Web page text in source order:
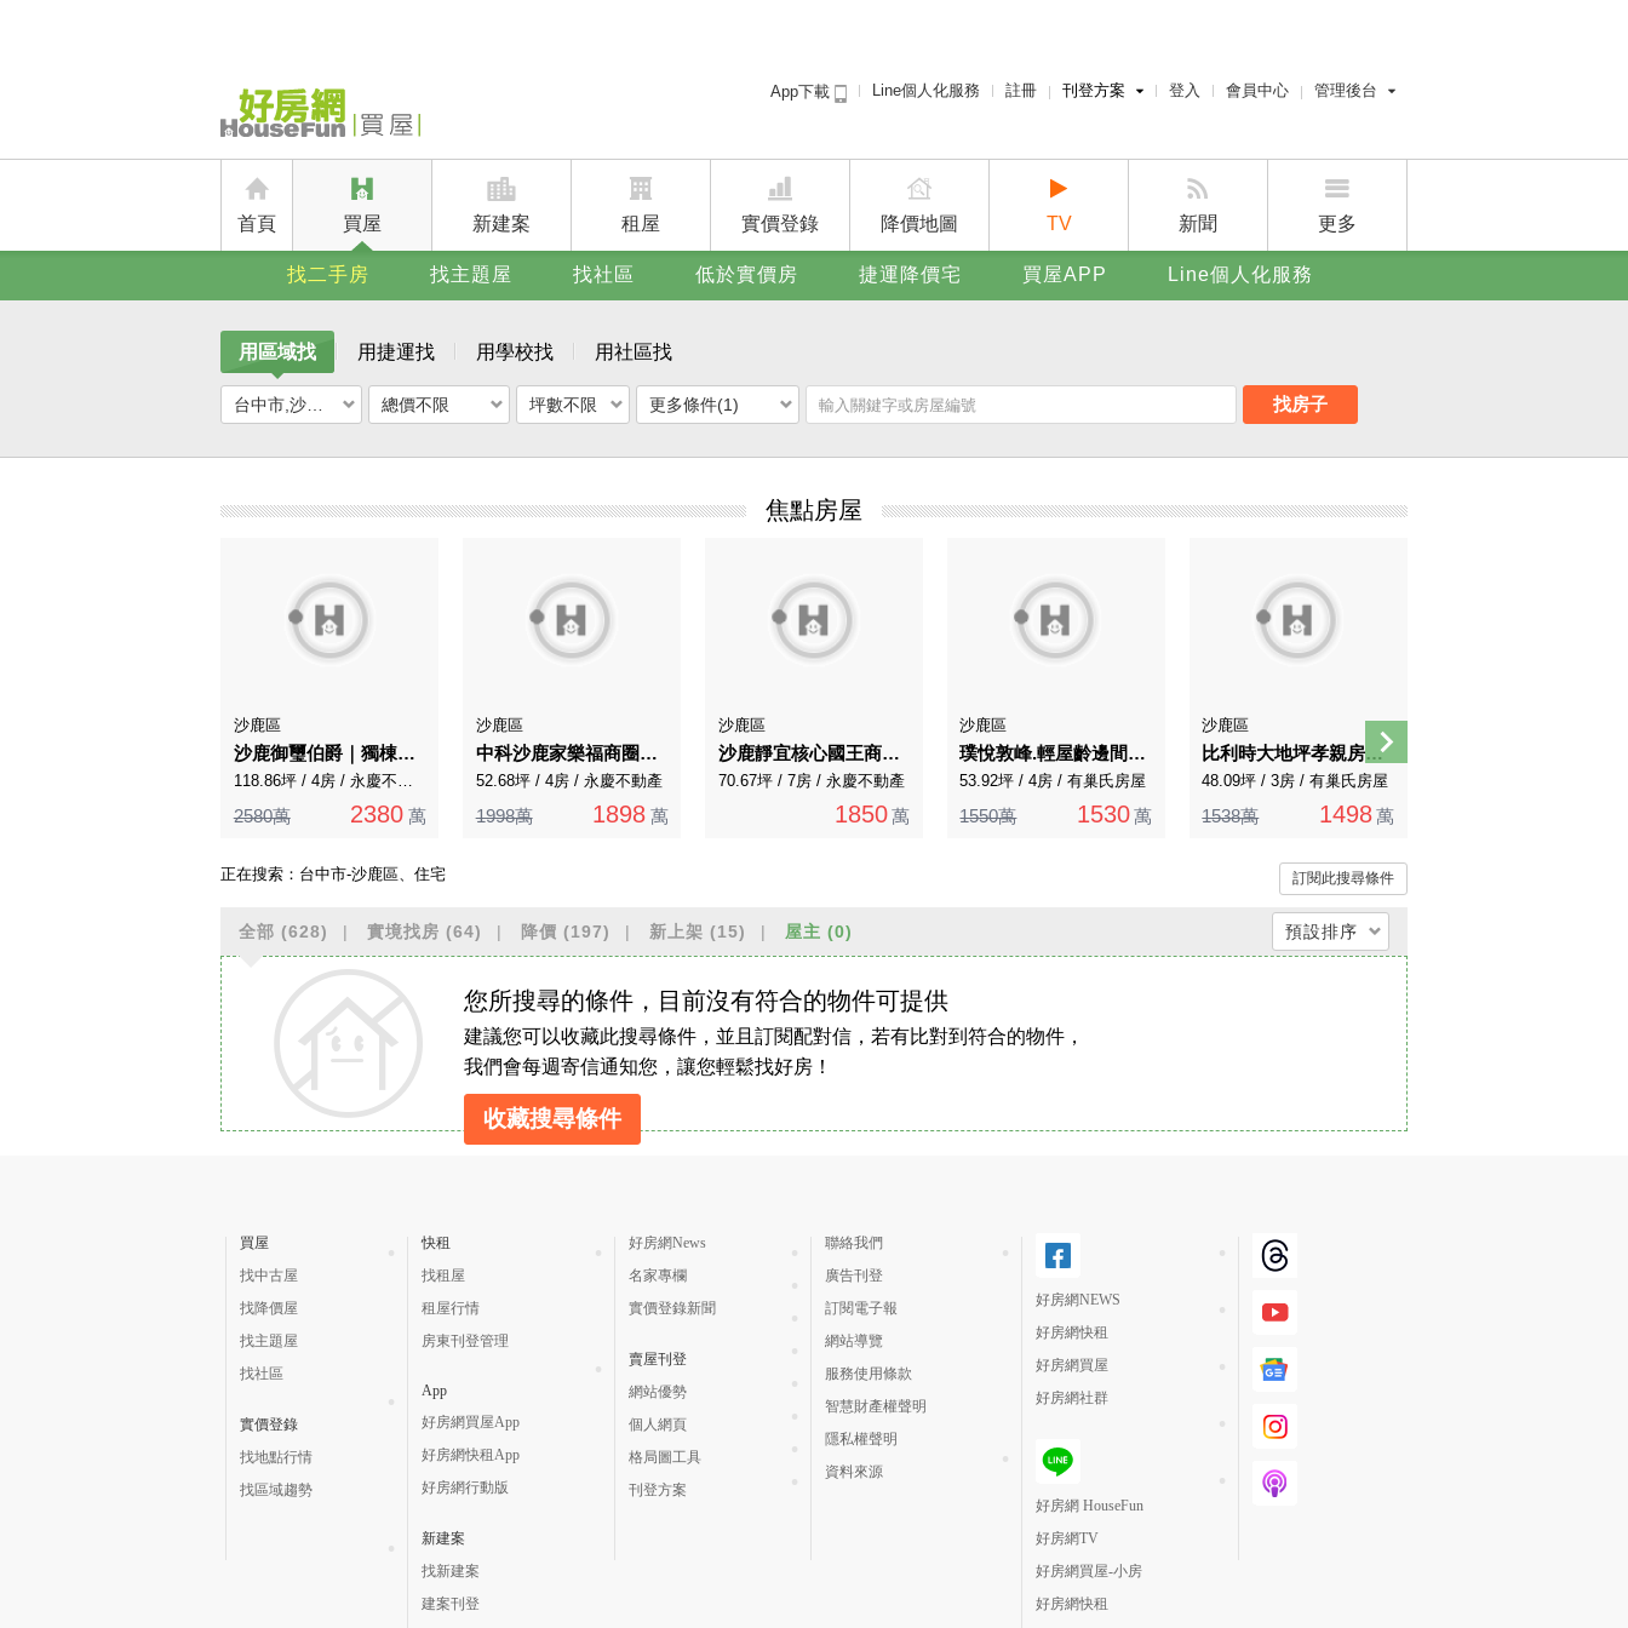
App下載 Line個人化服務 註冊 刊登方案
賣屋刊登
廣告刊登
登入 會員中心 管理後台
屋主管理後台
首頁 買屋 新建案 租屋 實價登錄 降價地圖 TV 新聞 更多
賣屋刊登
找二手房 找主題屋 找社區 低於實價房 捷運降價宅 買屋APP Line個人化服務
用區域找 用捷運找 用學校找 用社區找
總價不限 坪數不限 更多條件(1) 找房子
焦點房屋
沙鹿區
沙鹿御璽伯爵｜獨棟大透天奢華裝潢
118.86坪 / 4房 / 永慶不動產
2580萬 2380 萬
沙鹿區
中科沙鹿家樂福商圈＊久樘花漾天鵝視野四房獨家釋出
52.68坪 / 4房 / 永慶不動產
1998萬 1898 萬
沙鹿區
沙鹿靜宜核心國王商圈近捷運B5店面+7套房
70.67坪 / 7房 / 永慶不動產
1850 萬
沙鹿區
璞悅敦峰.輕屋齡邊間美別墅
53.92坪 / 4房 / 有巢氏房屋
1550萬 1530 萬
沙鹿區
比利時大地坪孝親房美墅
48.09坪 / 3房 / 有巢氏房屋
1538萬 1498 萬
正在搜索： 台中市-沙鹿區、住宅 訂閱此搜尋條件
全部 (628) 實境找房 (64) 降價 (197) 新上架 (15) 屋主 (0) 預設排序
上架日期新 → 舊
刷新時間新 → 舊
月熱門度高 → 低
您所搜尋的條件，目前沒有符合的物件可提供
建議您可以收藏此搜尋條件，並且訂閱配對信，若有比對到符合的物件，
我們會每週寄信通知您，讓您輕鬆找好房！
收藏搜尋條件
買屋
找中古屋
找降價屋
找主題屋
找社區
實價登錄
找地點行情
找區域趨勢
快租
找租屋
租屋行情
房東刊登管理
App
好房網買屋App
好房網快租App
好房網行動版
新建案
找新建案
建案刊登
好房網News
名家專欄
實價登錄新聞
賣屋刊登
網站優勢
個人網頁
格局圖工具
刊登方案
聯絡我們
廣告刊登
訂閱電子報
網站導覽
服務使用條款
智慧財產權聲明
隱私權聲明
資料來源
好房網NEWS
好房網快租
好房網買屋
好房網社群
好房網 HouseFun
好房網TV
好房網買屋-小房
好房網快租